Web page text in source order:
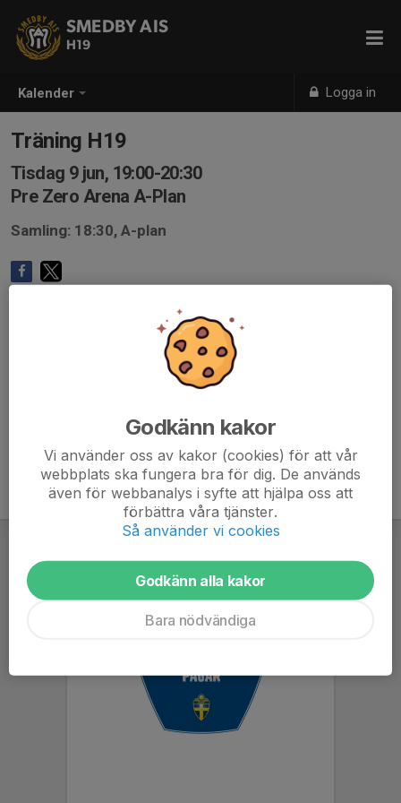
Kalender Logga in
SMEDBY AIS
H19
Träning H19
Tisdag 9 jun, 19:00-20:30
Pre Zero Arena A-Plan
Samling: 18:30, A-plan
Godkänn kakor
Vi använder oss av kakor (cookies) för att vår
webbplats ska fungera bra för dig. De används
även för webbanalys i syfte att hjälpa oss att
förbättra våra tjänster.
Så använder vi cookies
Godkänn alla kakor
Bara nödvändiga